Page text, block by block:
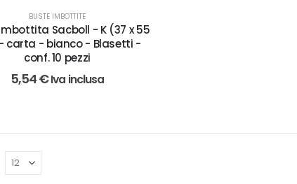
BUSTE IMBOTTITE
Sacboll - K (37 x 55
carta - bianco - Blasetti -
conf. 10 pezzi
5,54€Iva inclusa